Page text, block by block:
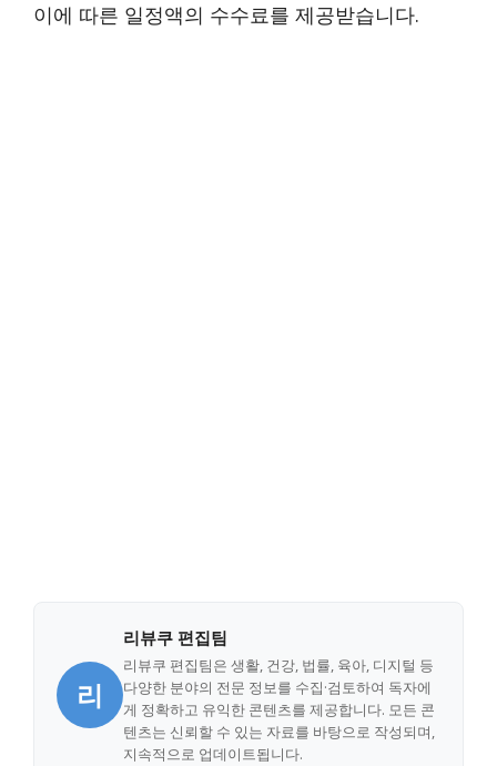
이에 따른 일정액의 수수료를 제공받습니다.
리
리뷰쿠 편집팀
리뷰쿠 편집팀은 생활, 건강, 법률, 육아, 디지털 등
다양한 분야의 전문 정보를 수집·검토하여 독자에
게 정확하고 유익한 콘텐츠를 제공합니다. 모든 콘
텐츠는 신뢰할 수 있는 자료를 바탕으로 작성되며,
지속적으로 업데이트됩니다.